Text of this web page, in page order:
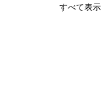
すべて表示